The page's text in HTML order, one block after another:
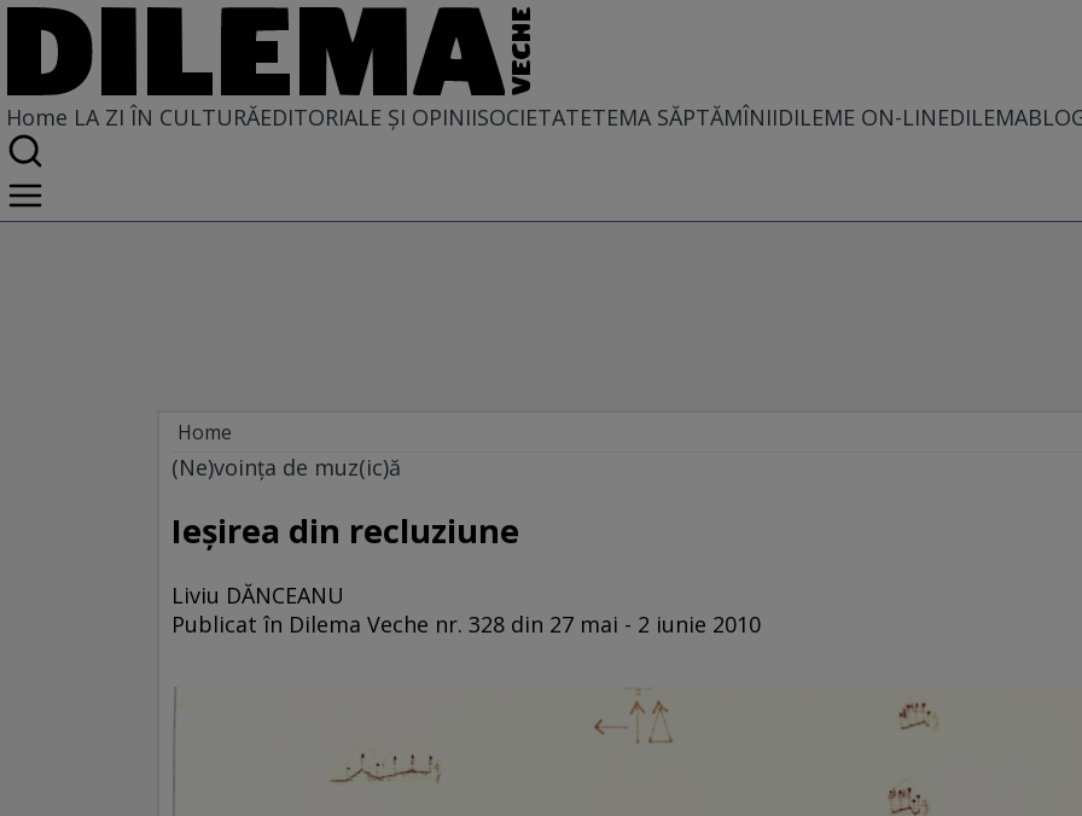
Home LA ZI ÎN CULTURĂEDITORIALE ȘI OPINIISOCIETATETEMA SĂPTĂMÎNIIDILEME ON-LINE
Home
La zi în cultură
MUZICĂ
(Ne)voinţa de muz(ic)ă
Ieşirea din recluziune
Liviu DĂNCEANU
Publicat în Dilema Veche nr. 328 din 27 mai - 2 iunie 2010